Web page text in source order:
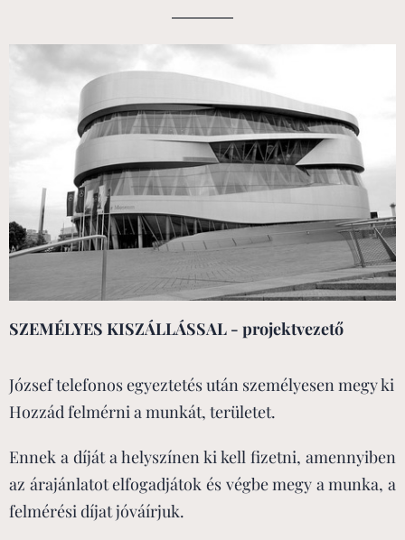
SZEMÉLYES KISZÁLLÁSSAL - projektvezető
József telefonos egyeztetés után személyesen megy ki
Hozzád felmérni a munkát, területet.
Ennek a díját a helyszínen ki kell fizetni, amennyiben
az árajánlatot elfogadjátok és végbe megy a munka, a
felmérési díjat jóváírjuk.